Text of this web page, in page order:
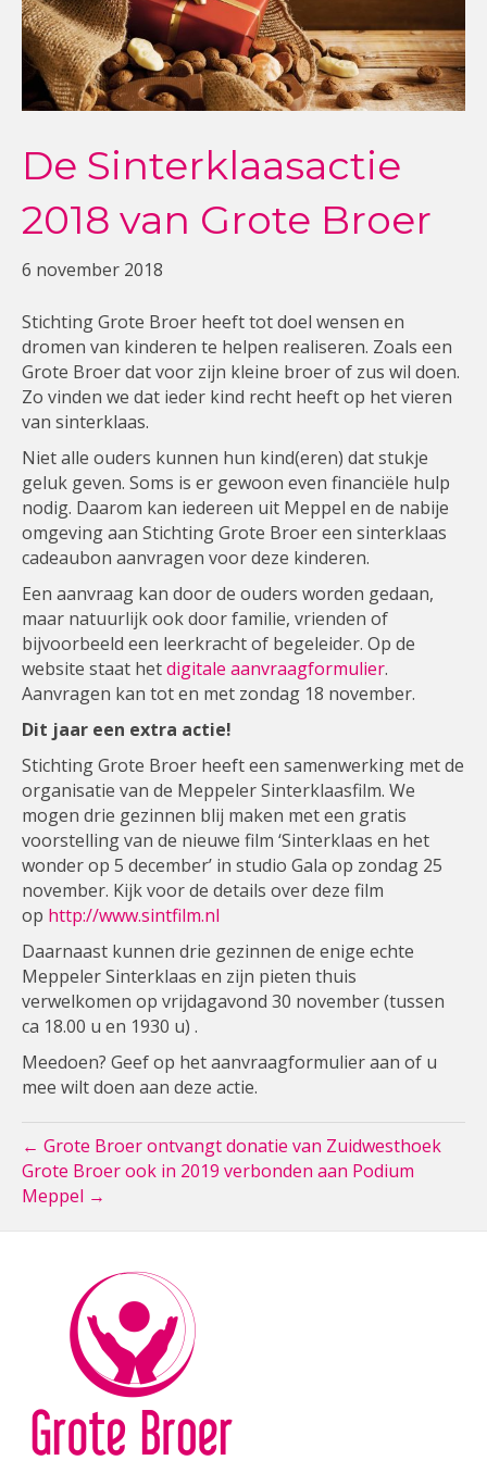
De Sinterklaasactie
2018 van Grote Broer
6 november 2018
Stichting Grote Broer heeft tot doel wensen en
dromen van kinderen te helpen realiseren. Zoals een
Grote Broer dat voor zijn kleine broer of zus wil doen.
Zo vinden we dat ieder kind recht heeft op het vieren
van sinterklaas.
Niet alle ouders kunnen hun kind(eren) dat stukje
geluk geven. Soms is er gewoon even financiële hulp
nodig. Daarom kan iedereen uit Meppel en de nabije
omgeving aan Stichting Grote Broer een sinterklaas
cadeaubon aanvragen voor deze kinderen.
Een aanvraag kan door de ouders worden gedaan,
maar natuurlijk ook door familie, vrienden of
bijvoorbeeld een leerkracht of begeleider. Op de
website staat hetdigitale aanvraagformulier.
Aanvragen kan tot en met zondag 18 november.
Dit jaar een extra actie!
Stichting Grote Broer heeft een samenwerking met de
organisatie van de Meppeler Sinterklaasfilm. We
mogen drie gezinnen blij maken met een gratis
voorstelling van de nieuwe film ‘Sinterklaas en het
wonder op 5 december’ in studio Gala op zondag 25
november. Kijk voor de details over deze film
op http://www.sintfilm.nl
Daarnaast kunnen drie gezinnen de enige echte
Meppeler Sinterklaas en zijn pieten thuis
verwelkomen op vrijdagavond 30 november (tussen
ca 18.00 u en 1930 u) .
Meedoen? Geef op het aanvraagformulier aan of u
mee wilt doen aan deze actie.
← Grote Broer ontvangt donatie van Zuidwesthoek
Grote Broer ook in 2019 verbonden aan Podium
Meppel →